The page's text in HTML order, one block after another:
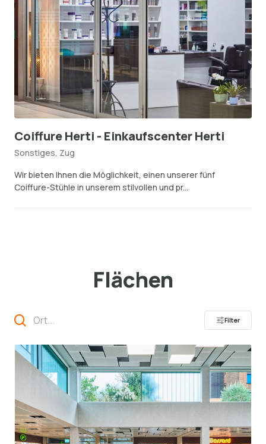
Coiffure Herti - Einkaufscenter Herti
Sonstiges, Zug
Wir bieten Ihnen die Möglichkeit, einen unserer fünf
Coiffure-Stühle in unserem stilvollen und pr...
Flächen
Filter